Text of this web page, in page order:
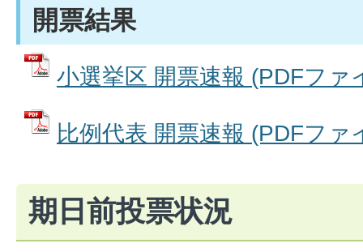
開票結果
小選挙区 開票速報 (PDFファ
比例代表 開票速報 (PDFファ
期日前投票状況